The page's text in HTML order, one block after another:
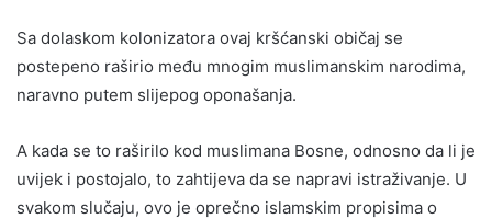
Sa dolaskom kolonizatora ovaj kršćanski običaj se
postepeno raširio među mnogim muslimanskim narodima,
naravno putem slijepog oponašanja.
A kada se to raširilo kod muslimana Bosne, odnosno da li je
uvijek i postojalo, to zahtijeva da se napravi istraživanje. U
svakom slučaju, ovo je oprečno islamskim propisima o